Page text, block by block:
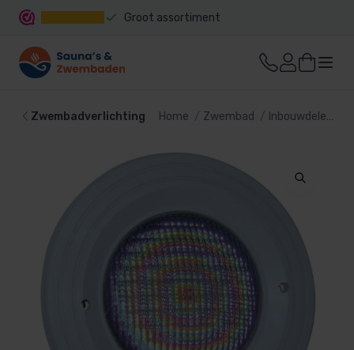
Groot assortiment
Zwembadverlichting Home Zwembad Inbouwdelen